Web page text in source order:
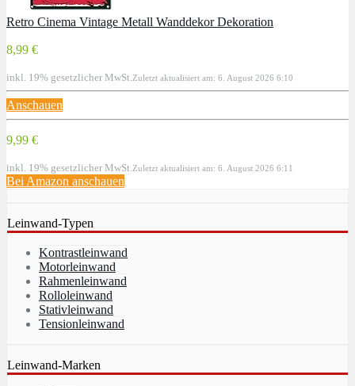
Retro Cinema Vintage Metall Wanddekor Dekoration
8,99 €
inkl. 19% gesetzlicher MwSt. Zuletzt aktualisiert am: 6. August 2026 6:10
Anschauen
9,99 €
inkl. 19% gesetzlicher MwSt. Zuletzt aktualisiert am: 6. August 2026 6:11
Bei Amazon anschauen
Leinwand-Typen
Kontrastleinwand
Motorleinwand
Rahmenleinwand
Rolloleinwand
Stativleinwand
Tensionleinwand
Leinwand-Marken